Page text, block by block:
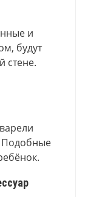
и
будут
стене.
Подобные